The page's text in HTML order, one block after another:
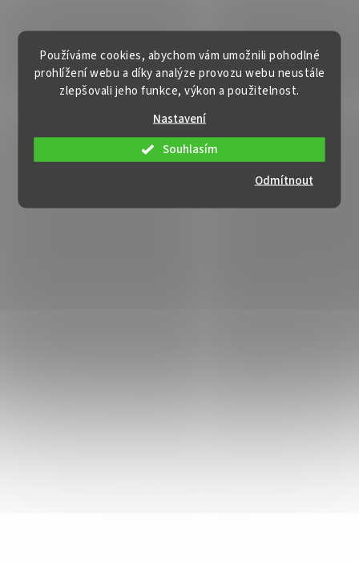
Používáme cookies, abychom vám umožnili pohodlné
prohlížení webu a díky analýze provozu webu neustále
zlepšovali jeho funkce, výkon a použitelnost.
Nastavení
Odmítnout
Souhlasím